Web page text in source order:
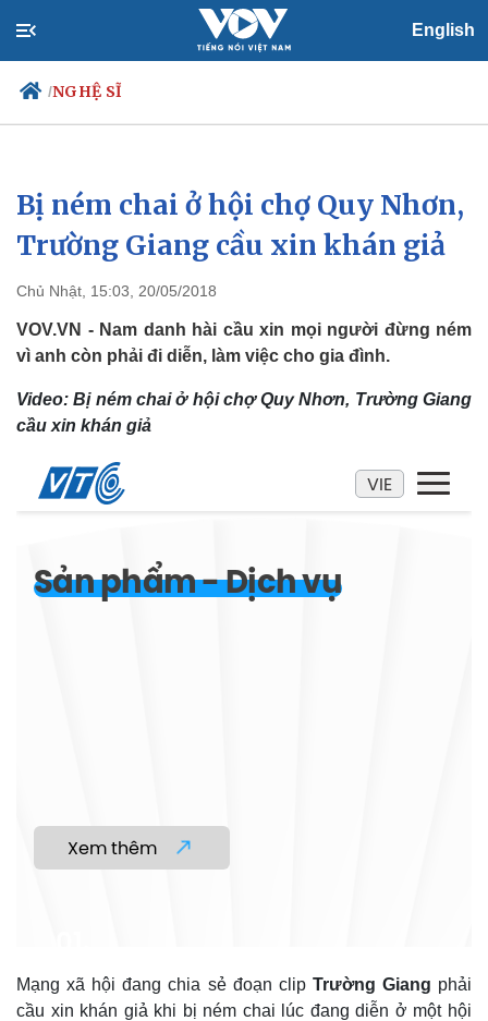
English
/NGHỆ SĨ
Chính trị
Đảng
Tổ chức nhân sự
Nhận diện sự thật
Xã hội
Tin 24h
Dự báo thời tiết
Việc làm
Biển đảo
Bị ném chai ở hội chợ Quy Nhơn,
Trường Giang cầu xin khán giả
Chủ Nhật, 15:03, 20/05/2018
VOV.VN - Nam danh hài cầu xin mọi người đừng ném
vì anh còn phải đi diễn, làm việc cho gia đình.
Video: Bị ném chai ở hội chợ Quy Nhơn, Trường Giang
cầu xin khán giả
Mạng xã hội đang chia sẻ đoạn clip Trường Giang phải
cầu xin khán giả khi bị ném chai lúc đang diễn ở một hội